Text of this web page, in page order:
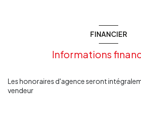
FINANCIER
Informations
Les honoraires d'agence seront
vendeur